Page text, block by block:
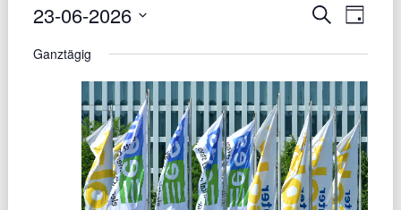
Suche
Tag
23-06-2026
wählen.
Ganztägig